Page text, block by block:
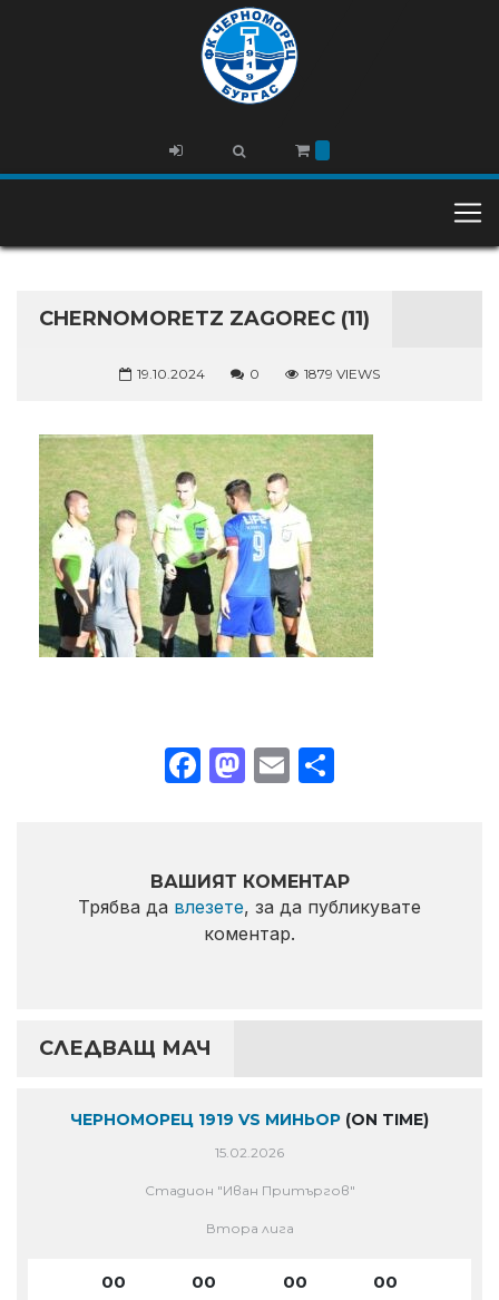
CHERNOMORETZ ZAGOREC (11)
19.10.2024 0 1879 VIEWS
Facebook
Mastodon
Email
ВАШИЯТ КОМЕНТАР
Трябва да влезете, за да публикувате
коментар.
СЛЕДВАЩ МАЧ
ЧЕРНОМОРЕЦ 1919 VS МИНЬОР (ON TIME)
15.02.2026
Стадион "Иван Притъргов"
Втора лига
00 00 00 00